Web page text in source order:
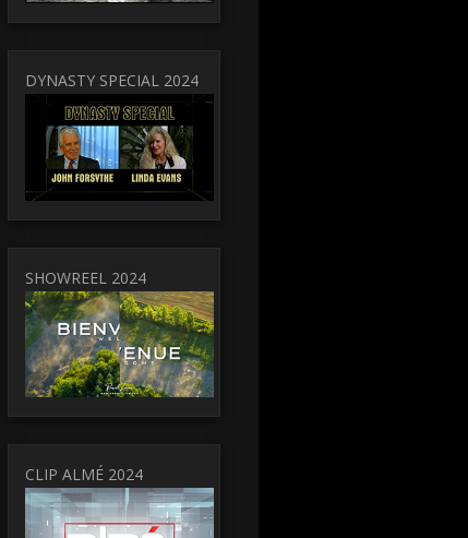
DYNASTY SPECIAL 2024
SHOWREEL 2024
CLIP ALMÉ 2024